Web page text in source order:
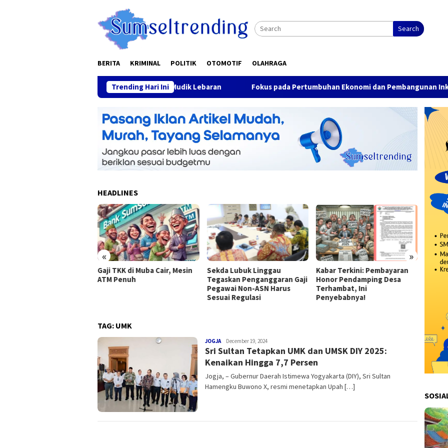
Search
BERITA KRIMINAL POLITIK OTOMOTIF OLAHRAGA
Trending Hari Ini
Nyaman” Tagline Polri Di Musim Mudik Lebaran Fokus pada Pertumbuhan Ekonomi dan Pembangunan Inklusif, isi
HEADLINES
« »
Gaji TKK di Muba Cair, Mesin
ATM Penuh
Sekda Lubuk Linggau
Tegaskan Penganggaran Gaji
Pegawai Non-ASN Harus
Sesuai Regulasi
Kabar Terkini: Pembayaran
Honor Pendamping Desa
Terhambat, Ini
Penyebabnya!
TAG: UMK
JOGJARedaksi
December 19, 2024
Sri Sultan Tetapkan UMK dan UMSK DIY 2025:
Kenaikan Hingga 7,7 Persen
Jogja, – Gubernur Daerah Istimewa Yogyakarta (DIY), Sri Sultan
Hamengku Buwono X, resmi menetapkan Upah […]